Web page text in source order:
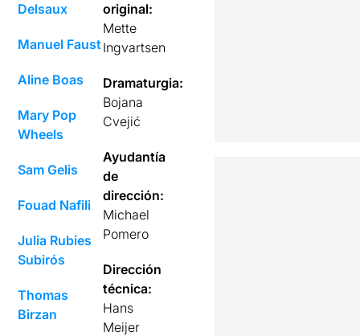
Delsaux
Manuel Faust
Aline Boas
Mary Pop
Wheels
Sam Gelis
Fouad Nafili
Julia Rubies
Subirós
Thomas
Birzan
original:
Mette
Ingvartsen
Dramaturgia:
Bojana
Cvejić
Ayudantía
de
dirección:
Michael
Pomero
Dirección
técnica:
Hans
Meijer